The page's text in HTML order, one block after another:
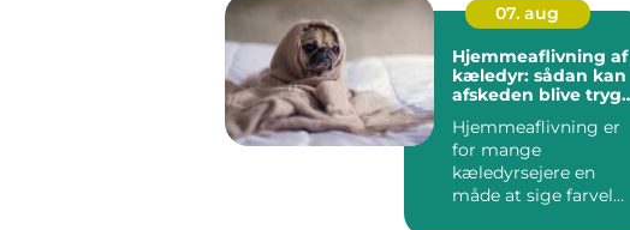
07. aug
Hjemmeaflivning af
kæledyr: sådan kan
afskeden blive tryg
Hjemmeaflivning er
for mange
kæledyrsejere en
måde at sige farvel